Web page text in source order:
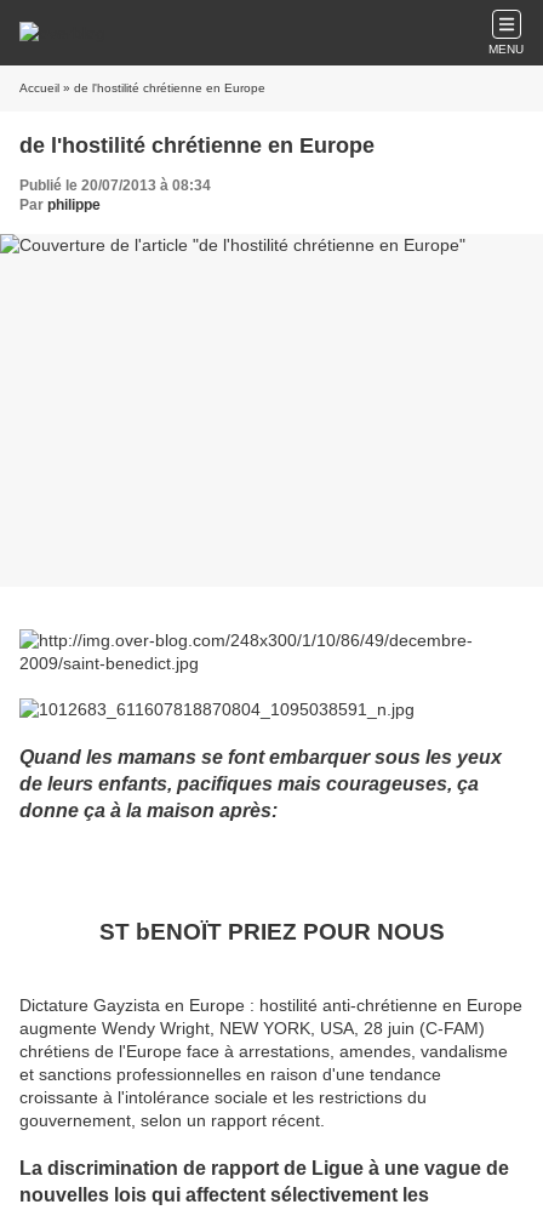
MENU
Accueil » de l'hostilité chrétienne en Europe
de l'hostilité chrétienne en Europe
Publié le 20/07/2013 à 08:34
Par philippe
Quand les mamans se font embarquer sous les yeux
de leurs enfants, pacifiques mais courageuses, ça
donne ça à la maison après:
ST bENOÏT PRIEZ POUR NOUS
Dictature Gayzista en Europe : hostilité anti-chrétienne en Europe
augmente Wendy Wright, NEW YORK, USA, 28 juin (C-FAM)
chrétiens de l'Europe face à arrestations, amendes, vandalisme
et sanctions professionnelles en raison d'une tendance
croissante à l'intolérance sociale et les restrictions du
gouvernement, selon un rapport récent.
La discrimination de rapport de Ligue à une vague de
nouvelles lois qui affectent sélectivement les